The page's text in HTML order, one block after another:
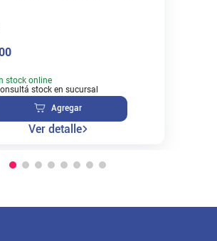
stock online
stock en sucursal
Agregar
Ver detalle